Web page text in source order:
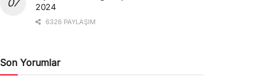
2024
6326 PAYLAŞIM
Son Yorumlar